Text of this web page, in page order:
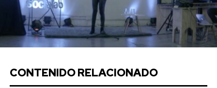
CONTENIDO RELACIONADO